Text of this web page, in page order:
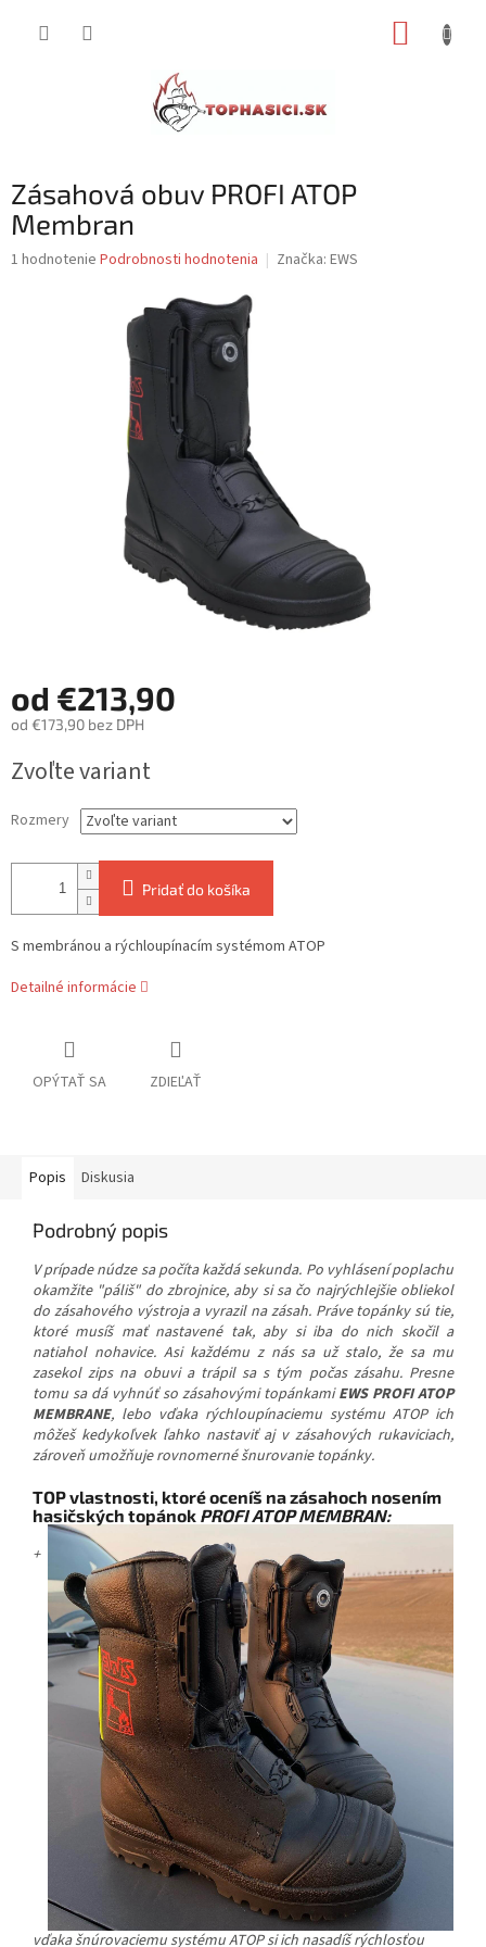
Zásahová obuv PROFI ATOP
Membran
Priemerné
1 hodnotenie Podrobnosti hodnotenia Značka: EWS
od €213,90
od €173,90 bez DPH
cena:
Zvoľte variant
Rozmery
Pridať do košíka
S membránou a rýchloupínacím systémom ATOP
Detailné informácie
OPÝTAŤ SA ZDIEĽAŤ
Popis Diskusia
Podrobný popis
V prípade núdze sa počíta každá sekunda. Po vyhlásení poplachu
okamžite "páliš" do zbrojnice, aby si sa čo najrýchlejšie obliekol
do zásahového výstroja a vyrazil na zásah. Práve topánky sú tie,
ktoré musíš mať nastavené tak, aby si iba do nich skočil a
natiahol nohavice. Asi každému z nás sa už stalo, že sa mu
zasekol zips na obuvi a trápil sa s tým počas zásahu. Presne
tomu sa dá vyhnúť so zásahovými topánkamiEWS PROFIATOP
MEMBRANE, lebo vďaka rýchloupínaciemu systému ATOP ich
môžeš kedykoľvek ľahko nastaviť aj v zásahových rukaviciach,
zároveň umožňuje rovnomerné šnurovanie topánky.
TOP vlastnosti, ktoré oceníš na zásahoch nosením
hasičských topánok PROFI ATOP MEMBRAN:
+
vďaka šnúrovaciemu systému ATOP si ich nasadíš rýchlosťou